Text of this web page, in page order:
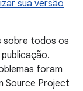
sua versão
sobre todos os
foram
Source Project